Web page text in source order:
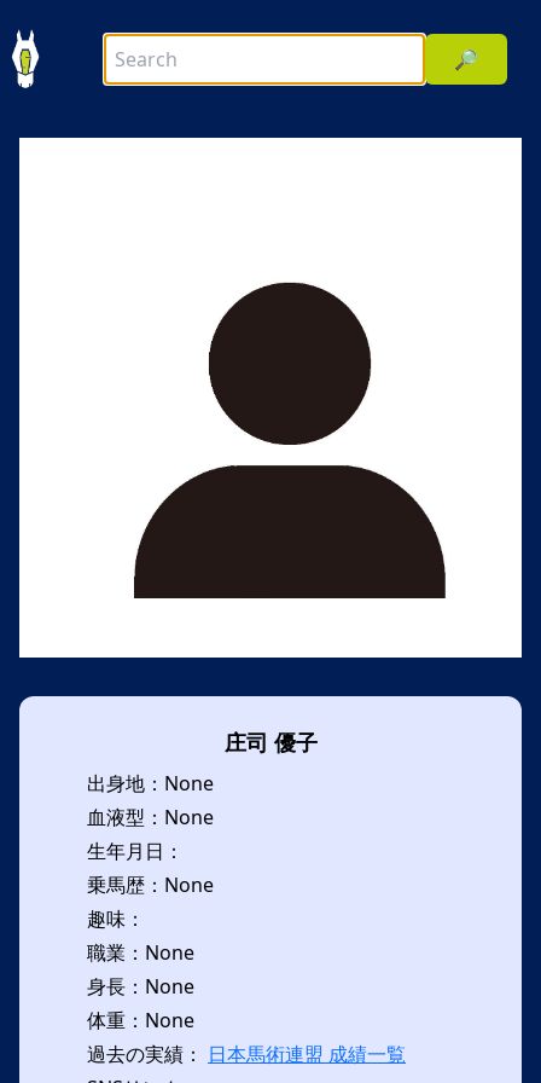
🔎
庄司 優子
出身地：None
血液型：None
生年月日：
乗馬歴：None
趣味：
職業：None
身長：None
体重：None
過去の実績： 日本馬術連盟 成績一覧